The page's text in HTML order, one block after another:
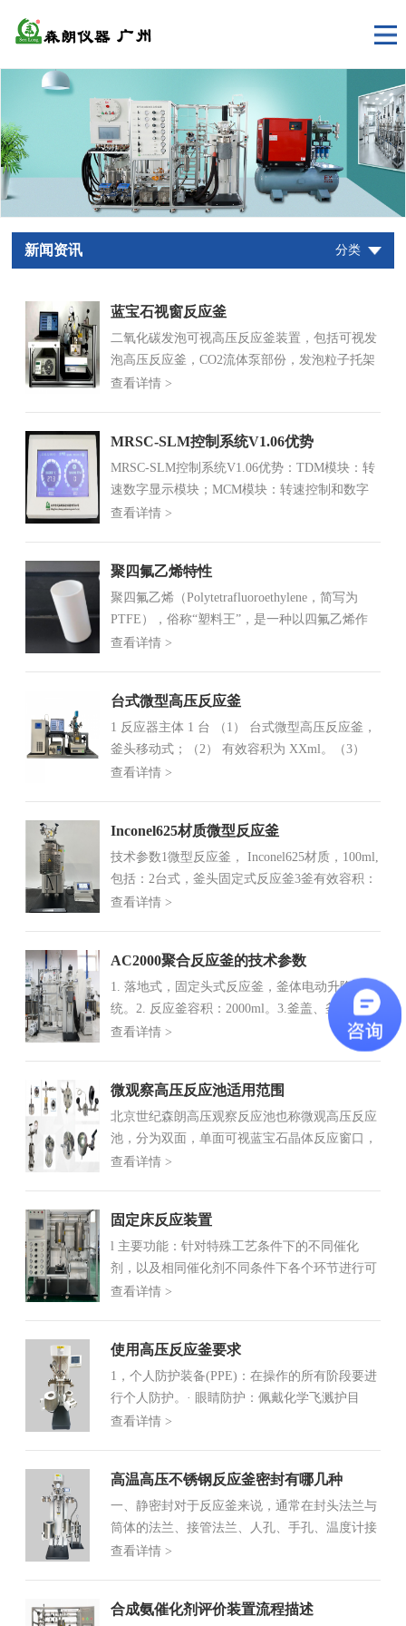
新闻资讯 分类
蓝宝石视窗反应釜
二氧化碳发泡可视高压反应釜装置，包括可视发
泡高压反应釜，CO2流体泵部份，发泡粒子托架
部份，控制系统部份。世纪森朗视窗蓝宝石发泡
喷雾观察、热力学性质研究、长...
查看详情 >
MRSC-SLM控制系统V1.06优势
MRSC-SLM控制系统V1.06优势：TDM模块：转
速数字显示模块；MCM模块：转速控制和数字
显示模块；PDM模块：压力数字显示和高压切断
磁阀自动冷却...
查看详情 >
聚四氟乙烯特性
聚四氟乙烯（Polytetrafluoroethylene，简写为
PTFE），俗称“塑料王”，是一种以四氟乙烯作
为单体聚合制得的高分子聚合物，化学式为
查看详情 >
台式微型高压反应釜
1 反应器主体 1 台 （1） 台式微型高压反应釜，
釜头移动式；（2） 有效容积为 XXml。（3）
设计温度：XX℃；（4） 设计压力：XXMpa；
查看详情 >
Inconel625材质微型反应釜
技术参数1微型反应釜， Inconel625材质，100ml,
包括：2台式，釜头固定式反应釜3釜有效容积：
100ml4釜盖、釜体材质、内部构件均为：
查看详情 >
AC2000聚合反应釜的技术参数
1. 落地式，固定头式反应釜，釜体电动升降系
统。2. 反应釜容积：2000ml。3.釜盖、釜体材
质、内部构件均为：TA2 材质。4搅拌驱动器，
材质：TA2 材质。5 PTFE 材质密封垫片，快开
查看详情 >
微观察高压反应池适用范围
北京世纪森朗高压观察反应池也称微观高压反应
池，分为双面，单面可视蓝宝石晶体反应窗口，
可配置夹套加热或是降温功能，结构分为底部窗
池，拉曼高压原位池，拉曼加热反...
查看详情 >
固定床反应装置
l 主要功能：针对特殊工艺条件下的不同催化
剂，以及相同催化剂不同条件下各个环节进行可
行性评估、参数探究、异常排查等。l 系统组
表、流量控制器、控制旁路和配套...
查看详情 >
使用高压反应釜要求
1，个人防护装备(PPE)：在操作的所有阶段要进
行个人防护。· 眼睛防护：佩戴化学飞溅护目
镜。此外如有爆炸风险，需要戴防冲击全面罩。
水热釜。此外，实验...
查看详情 >
高温高压不锈钢反应釜密封有哪几种
一、静密封对于反应釜来说，通常在封头法兰与
筒体的法兰、接管法兰、人孔、手孔、温度计接
管、视镜、压力表接管等部位泄漏点采用静密
密封 ...
查看详情 >
合成氨催化剂评价装置流程描述